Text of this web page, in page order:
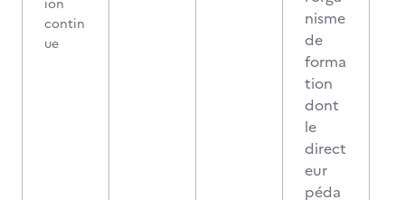
ion
contin
ue
nisme
de
forma
tion
dont
le
direct
eur
péda